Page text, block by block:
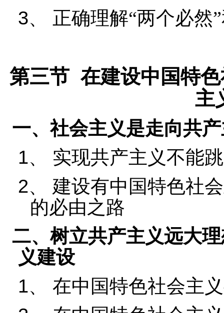
3、 正确理解“两个必然
第三节 在建设中国特
主
一、社会主义是走向共
1、 实现共产主义不能
2、
建设有中国特色社
的必由之路
二、树立共产主义远大
义建设
1、 在中国特色社会主